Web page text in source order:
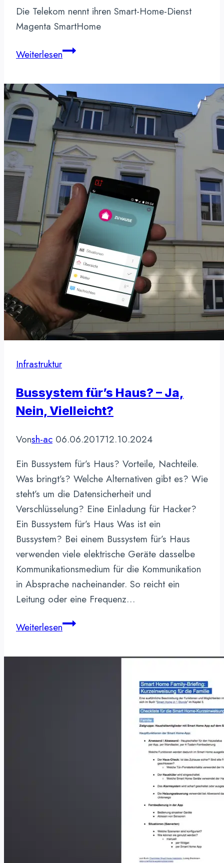
Die Telekom nennt ihren Smart-Home-Dienst
Magenta SmartHome
WeiterlesenSmart-
Dienst
Infrastruktur
Bussystem für’s Haus? – Ja,
Nein, Vielleicht?
Vonsh-ac 06.06.201712.10.2024
Ein Bussystem für’s Haus? Vorteile, Nachteile.
Was bringt’s? Welche Alternativen gibt es? Wie
steht’s um die Datensicherheit und
Verschlüsselung? Eine Einladung für Hacker?
Ein Bussystem für’s Haus Was ist ein
Bussystem? Bei einem Bussystem für’s Haus
verwenden viele elektrische Geräte dasselbe
Kommunikationsmedium für die Kommunikation
in Absprache nacheinander. So reicht ein
Leitung oder eine Frequenz…
WeiterlesenBussystem
Haus?